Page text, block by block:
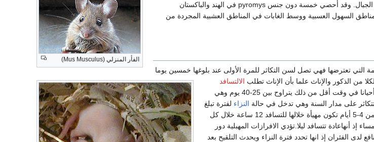
الفأر المنزلي (Mus Musculus)
المناطق التضاريسية من السهول المنخفضة وحتى الجبال. وقد أحصي خمسة دون جنس pyromys في الهند والباكستان
مناطق السهول العسبية ووسط الغابات في المناطق العشبية المجردة من
التي تعترضها فهي تصل لسن التكاثر للمرة الأولى عند بلوغها خمسين يوما
لكلا من الذكور والإناث علما بأن الإناث تطلب الالتسافد
أحيانا في وقت أقل من ذلك يتراوح بين 25-40 يوم وهي
على مدار السنة وهي تدخل في حالة النزاء لفترة تبلغ
من 4-5 أيام تكون مهيأة خلالها للتسافد 12 ساعة خلال كل
مساء إذ أنهاعادة تتسافد ليلا.تؤدي الافرازات المهبلية دور
نافع لدى الفئران إذ انها تحدد فترة النزاء ويحدث التلقيح بعد